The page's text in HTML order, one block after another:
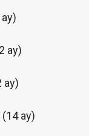
ay)
ay)
ay)